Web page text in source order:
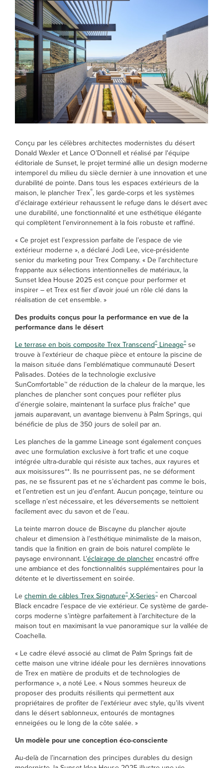
Conçu par les célèbres architectes modernistes du désert
Donald Wexler et Lance O’Donnell et réalisé par l'équipe
éditoriale de Sunset, le projet terminé allie un design moderne
intemporel du milieu du siècle dernier à une innovation et une
durabilité de pointe. Dans tous les espaces extérieurs de la
maison, le plancher Trex®, les garde-corps et les systèmes
d’éclairage extérieur rehaussent le refuge dans le désert avec
une durabilité, une fonctionnalité et une esthétique élégante
qui complètent l’environnement à la fois robuste et raffiné.
« Ce projet est l’expression parfaite de l’espace de vie
extérieur moderne », a déclaré Jodi Lee, vice-présidente
senior du marketing pour Trex Company. « De l’architecture
frappante aux sélections intentionnelles de matériaux, la
Sunset Idea House 2025 est conçue pour performer et
inspirer – et Trex est fier d’avoir joué un rôle clé dans la
réalisation de cet ensemble. »
Des produits conçus pour la performance en vue de la
performance dans le désert
Le terrase en bois composite Trex Transcend® Lineage® se
trouve à l’extérieur de chaque pièce et entoure la piscine de
la maison située dans l’emblématique communauté Desert
Palisades. Dotées de la technologie exclusive
SunComfortable™ de réduction de la chaleur de la marque, les
planches de plancher sont conçues pour refléter plus
d’énergie solaire, maintenant la surface plus fraîche* que
jamais auparavant, un avantage bienvenu à Palm Springs, qui
bénéficie de plus de 350 jours de soleil par an.
Les planches de la gamme Lineage sont également conçues
avec une formulation exclusive à fort trafic et une coque
intégrée ultra-durable qui résiste aux taches, aux rayures et
aux moisissures**. Ils ne pourrissent pas, ne se déforment
pas, ne se fissurent pas et ne s’échardent pas comme le bois,
et l’entretien est un jeu d’enfant. Aucun ponçage, teinture ou
scellage n’est nécessaire, et les déversements se nettoient
facilement avec du savon et de l’eau.
La teinte marron douce de Biscayne du plancher ajoute
chaleur et dimension à l’esthétique minimaliste de la maison,
tandis que la finition en grain de bois naturel complète le
paysage environnant. L’éclairage de plancherencastré offre
une ambiance et des fonctionnalités supplémentaires pour la
détente et le divertissement en soirée.
Lechemin de câbles Trex Signature® X-Series™ en Charcoal
Black encadre l’espace de vie extérieur. Ce système de garde-
corps moderne s’intègre parfaitement à l’architecture de la
maison tout en maximisant la vue panoramique sur la vallée de
Coachella.
« Le cadre élevé associé au climat de Palm Springs fait de
cette maison une vitrine idéale pour les dernières innovations
de Trex en matière de produits et de technologies de
performance », a noté Lee. « Nous sommes heureux de
proposer des produits résilients qui permettent aux
propriétaires de profiter de l’extérieur avec style, qu’ils vivent
dans le désert sablonneux, entourés de montagnes
enneigées ou le long de la côte salée. »
Un modèle pour une conception éco-consciente
Au-delà de l’incarnation des principes durables du design